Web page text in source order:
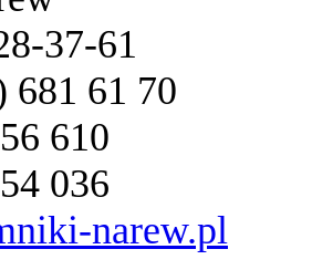
37-61
681 61 70
610
036
narew.pl